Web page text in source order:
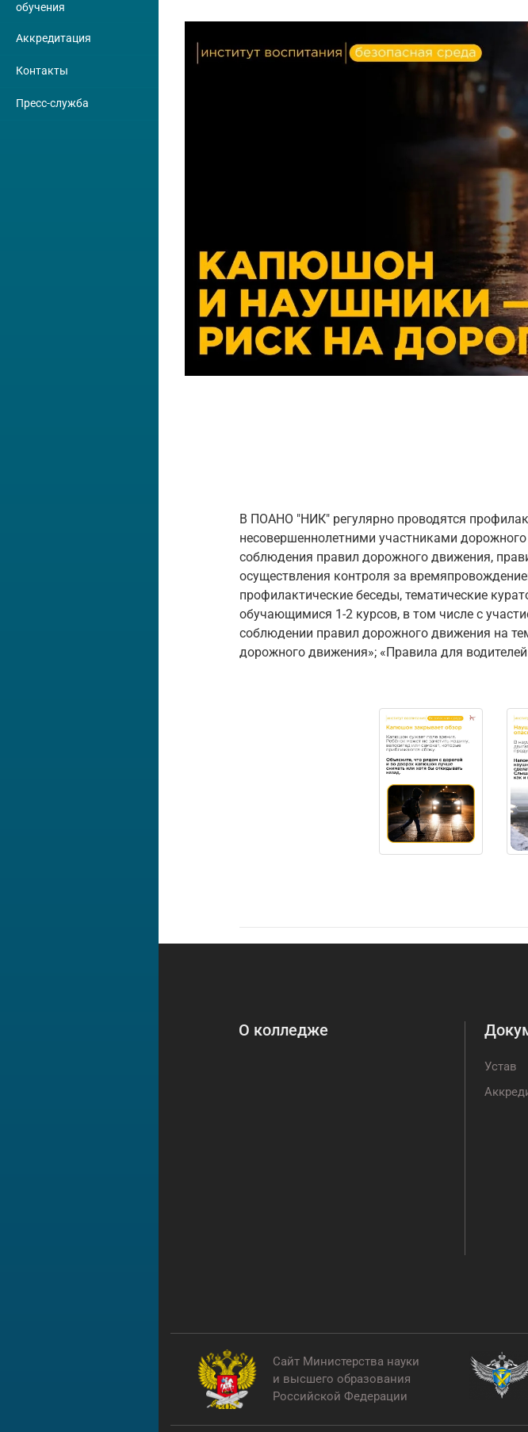
обучения
Аккредитация
Контакты
Пресс-служба
В ПОАНО "НИК" регулярно проводятся
несовершеннолетними участниками
соблюдения правил дорожного движения,
осуществления контроля за
профилактические беседы, тематические
обучающимися 1-2 курсов, в том числе с
соблюдении правил дорожного движения на
дорожного движения»; «Правила для
О колледже
Устав
Сайт Министерства науки
и высшего образования
Российской Федерации